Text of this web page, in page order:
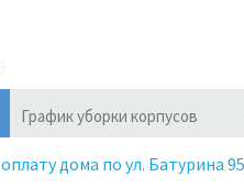
График уборки корпусов
дома по ул. Батурина 95